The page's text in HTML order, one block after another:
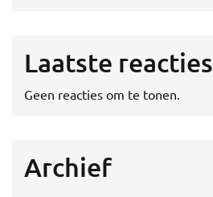
Laatste reacties
Geen reacties om te tonen.
Archief